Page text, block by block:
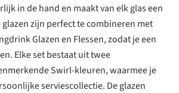
in de hand en maakt van elk glas een
zijn perfect te combineren met
Glazen en Flessen, zodat je een
Elke set bestaat uit twee
Swirl-kleuren, waarmee je
serviescollectie. De glazen